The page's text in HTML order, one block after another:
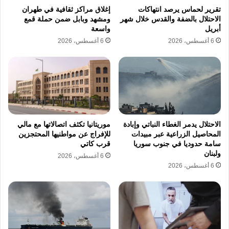
الحلقة الأضعف في هذه المعادلة الصفرية التي
تفتقر لأي معايير لحماية المدنيين مما يدفع
التدخل السريع لوقف نزيف الدم وضمان سلامة
الصغار الذين أصبحوا يدفعون فاتورة الحروب التي
لم يختاروها بدمائهم وأرواحهم البريئة.
تتطلب الأوضاع الميدانية الراهنة تحركاً دولياً عاجلاً
للحد من تأثير الحروب المتتالية على النسيج
الاجتماعي والطفولة في المنطقة التي فقدت
الكثير من مقومات استقرارها نتيجة النزاعات
المسلحة حيث بات المشهد العام يصور تشريد
الملايين من الأطفال الذين فقدوا حقهم الأساسي
تقرير لحماس يرصد انتهاكات
الاحتلال بالضفة والقدس خلال شهر
أبريل
6 أغسطس، 2026
إغلاق مراكز ثقافية في طهران
ومشهد وبابل ضمن حملة قمع
واسعة
6 أغسطس، 2026
الاحتلال يدمر الغطاء النباتي وإبادة
المحاصيل الزراعية عبر مبيدات
سامة حدوديا في جنوب سوريا
ولبنان
6 أغسطس، 2026
موريتانيا تكثف اتصالاتها مع مالي
للإفراج عن مواطنيها المحتجزين
قرب كاتي
6 أغسطس، 2026